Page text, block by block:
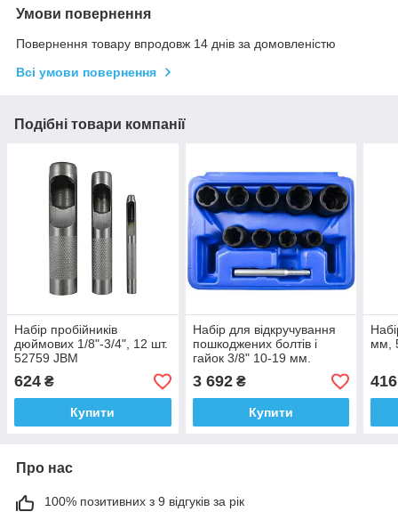
Умови повернення
Повернення товару впродовж 14 днів за домовленістю
Всі умови повернення
Подібні товари компанії
Набір пробійників
дюймових 1/8"-3/4", 12 шт.
52759 JBM
624 ₴
Купити
Набір для відкручування
пошкоджених болтів і
гайок 3/8" 10-19 мм.
51998 JBM
3 692₴
Купити
мм,
416
Про нас
100% позитивних з 9 відгуків за рік